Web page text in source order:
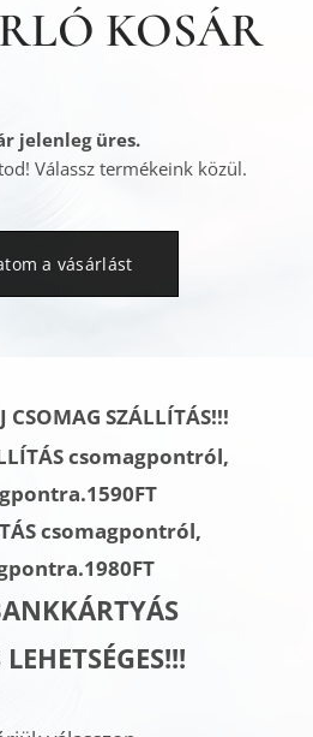
KOSÁR
jelenleg üres.
Válassz termékeink közül.
a vásárlást
CSOMAG SZÁLLÍTÁS!!!
csomagpontról,
csomagpontról,
1980FT
LEHETSÉGES!!!